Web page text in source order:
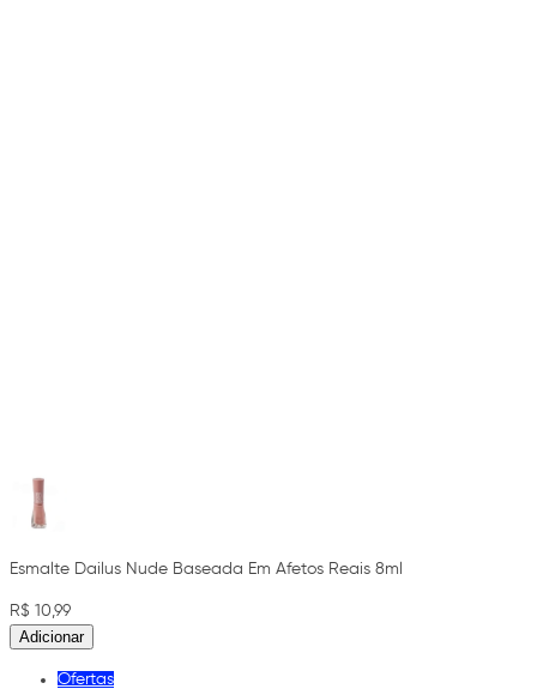
Esmalte Dailus Nude Baseada Em Afetos Reais 8ml
R$ 10,99
Adicionar
Ofertas